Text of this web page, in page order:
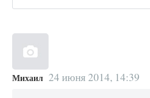
Михаил 24 июня 2014, 14:39